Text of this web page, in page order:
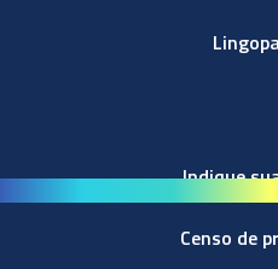
Indique
Censo de